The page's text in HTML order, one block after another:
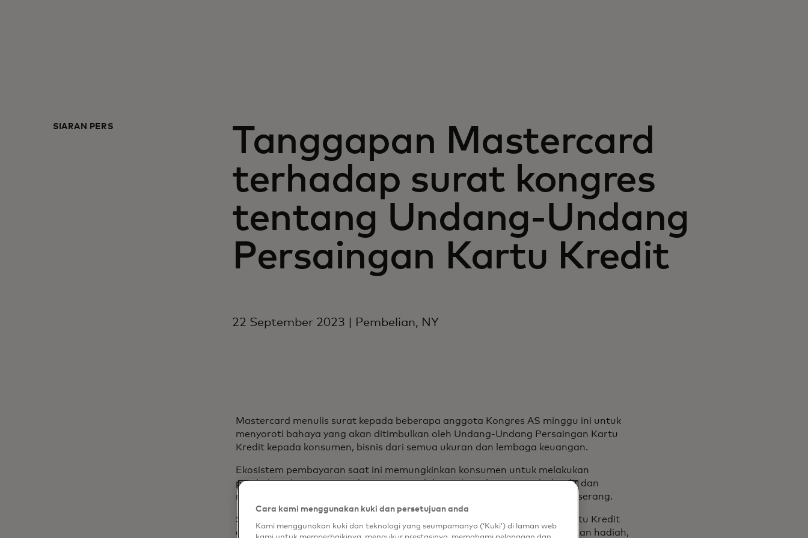
SIARAN PERS
Tanggapan Mastercard
terhadap surat kongres
tentang Undang-Undang
Persaingan Kartu Kredit
22 September 2023 | Pembelian, NY
Mastercard menulis surat kepada beberapa anggota Kongres AS minggu ini untuk
menyoroti bahaya yang akan ditimbulkan oleh Undang-Undang Persaingan Kartu
Kredit kepada konsumen, bisnis dari semua ukuran dan lembaga keuangan.
Ekosistem pembayaran saat ini memungkinkan konsumen untuk melakukan
pembelian dengan aman dan aman sambil mendapatkan Access ke kredit dan
manfaat berharga seperti nol kewajiban. Manfaat-manfaat ini sedang diserang.
Surat tersebut menjelaskan bagaimana Undang-Undang Persaingan Kartu Kredit
akan menghilangkan pilihan konsumen, mengikis keamanan, menghilangkan hadiah,
Cara kami menggunakan kuki dan persetujuan anda
Kami menggunakan kuki dan teknologi yang seumpamanya (‘Kuki’) di laman web